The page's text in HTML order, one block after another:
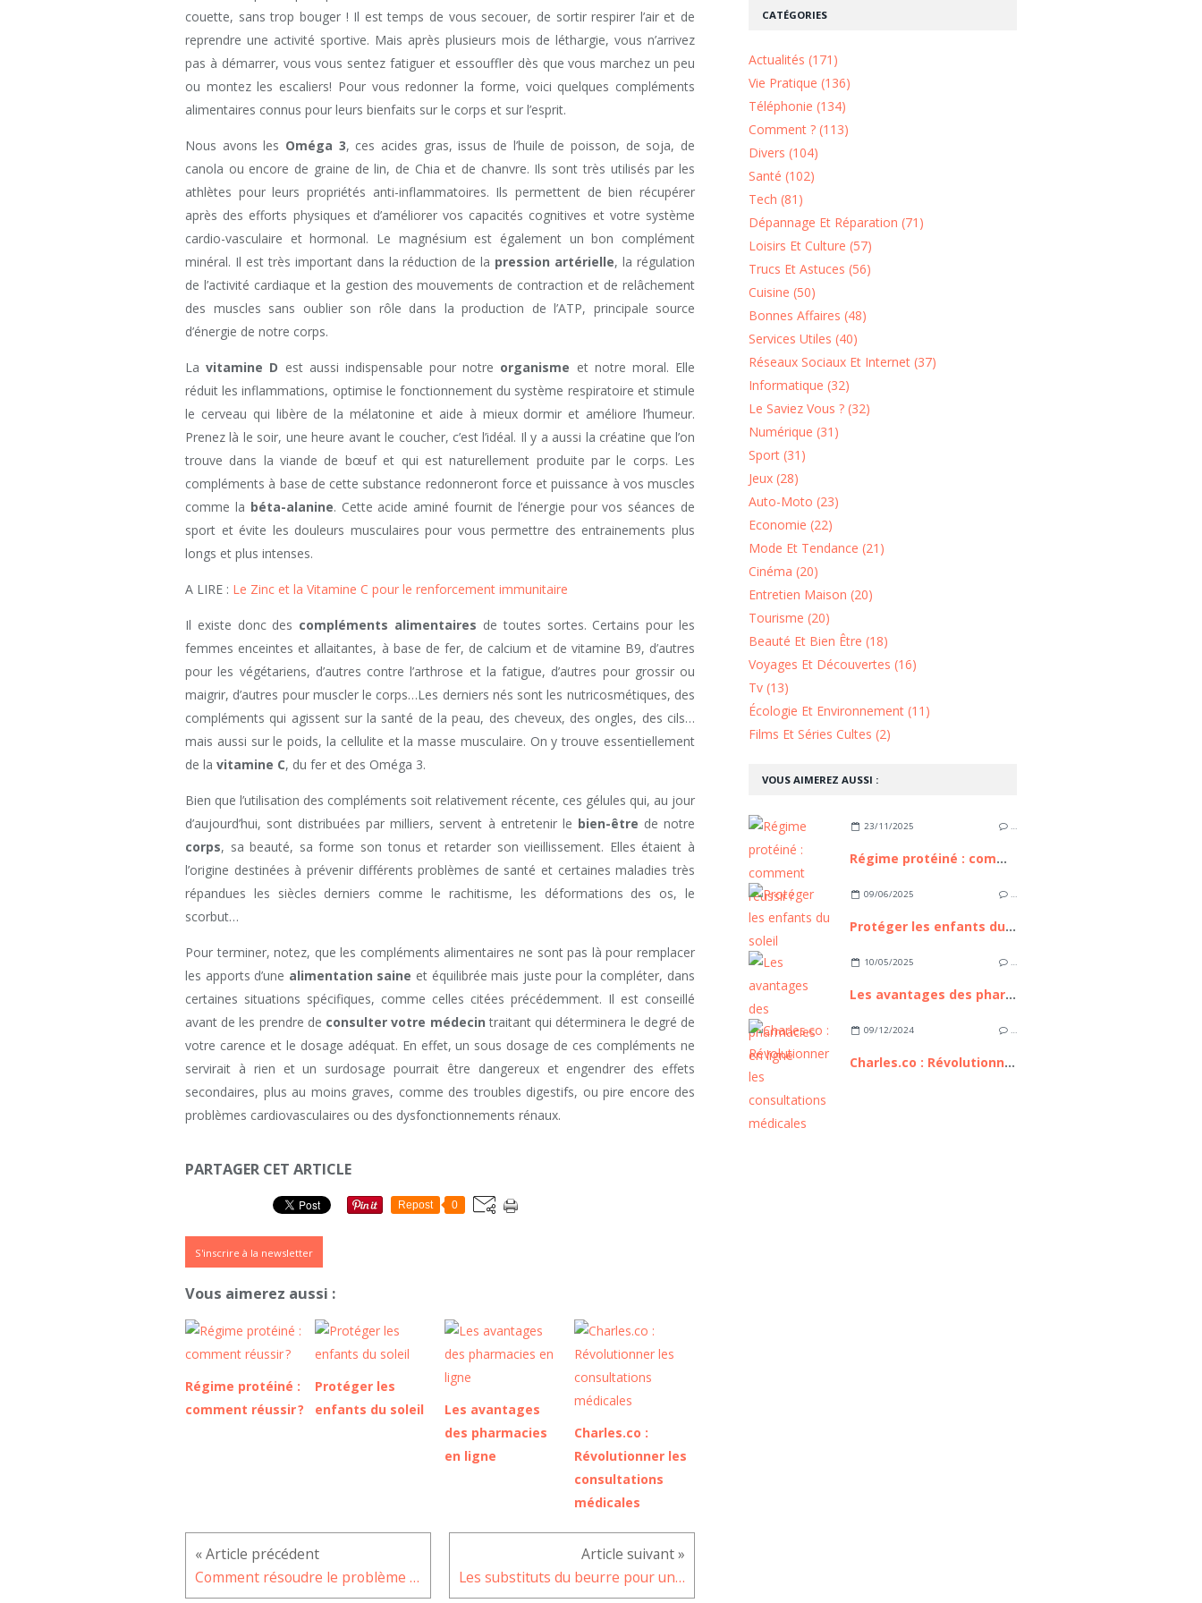
couette, sans trop bouger ! Il est temps de vous secouer, de sortir respirer l’air et de
reprendre une activité sportive. Mais après plusieurs mois de léthargie, vous n’arrivez
pas à démarrer, vous vous sentez fatiguer et essouffler dès que vous marchez un peu
ou montez les escaliers! Pour vous redonner la forme, voici quelques compléments
alimentaires connus pour leurs bienfaits sur le corps et sur l’esprit.
Nous avons les Oméga 3, ces acides gras, issus de l’huile de poisson, de soja, de
canola ou encore de graine de lin, de Chia et de chanvre. Ils sont très utilisés par les
athlètes pour leurs propriétés anti-inflammatoires. Ils permettent de bien récupérer
après des efforts physiques et d’améliorer vos capacités cognitives et votre système
cardio-vasculaire et hormonal. Le magnésium est également un bon complément
minéral. Il est très important dans la réduction de la pression artérielle, la régulation
de l’activité cardiaque et la gestion des mouvements de contraction et de relâchement
des muscles sans oublier son rôle dans la production de l’ATP, principale source
d’énergie de notre corps.
Lavitamine D est aussi indispensable pour notre organisme et notre moral. Elle
réduit les inflammations, optimise le fonctionnement du système respiratoire et stimule
le cerveau qui libère de la mélatonine et aide à mieux dormir et améliore l’humeur.
Prenez là le soir, une heure avant le coucher, c’est l’idéal. Il y a aussi la créatine que l’on
trouve dans la viande de bœuf et qui est naturellement produite par le corps. Les
compléments à base de cette substance redonneront force et puissance à vos muscles
comme la béta-alanine. Cette acide aminé fournit de l’énergie pour vos séances de
sport et évite les douleurs musculaires pour vous permettre des entrainements plus
longs et plus intenses.
A LIRE : Le Zinc et la Vitamine C pour le renforcement immunitaire
Il existe donc des compléments alimentaires de toutes sortes. Certains pour les
femmes enceintes et allaitantes, à base de fer, de calcium et de vitamine B9, d’autres
pour les végétariens, d’autres contre l’arthrose et la fatigue, d’autres pour grossir ou
maigrir, d’autres pour muscler le corps…Les derniers nés sont les nutricosmétiques, des
compléments qui agissent sur la santé de la peau, des cheveux, des ongles, des cils…
mais aussi sur le poids, la cellulite et la masse musculaire. On y trouve essentiellement
de la vitamine C, du fer et des Oméga 3.
Bien que l’utilisation des compléments soit relativement récente, ces gélules qui, au jour
d’aujourd’hui, sont distribuées par milliers, servent à entretenir le bien-être de notre
corps, sa beauté, sa forme son tonus et retarder son vieillissement. Elles étaient à
l’origine destinées à prévenir différents problèmes de santé et certaines maladies très
répandues les siècles derniers comme le rachitisme, les déformations des os, le
scorbut…
Pour terminer, notez, que les compléments alimentaires ne sont pas là pour remplacer
les apports d’une alimentation saine et équilibrée mais juste pour la compléter, dans
certaines situations spécifiques, comme celles citées précédemment. Il est conseillé
avant de les prendre de consulter votre médecin traitant qui déterminera le degré de
votre carence et le dosage adéquat. En effet, un sous dosage de ces compléments ne
servirait à rien et un surdosage pourrait être dangereux et engendrer des effets
secondaires, plus au moins graves, comme des troubles digestifs, ou pire encore des
problèmes cardiovasculaires ou des dysfonctionnements rénaux.
PARTAGER CET ARTICLE
Repost 0
S'inscrire à la newsletter
Vous aimerez aussi :
Régime protéiné :
comment réussir ?
Protéger les
enfants du soleil
Les avantages
des pharmacies
en ligne
Charles.co :
Révolutionner les
consultations
médicales
Comment résoudre le problème de l'écran tactile du Samsung Galaxy A52 Les substituts du beurre pour une cuisine des plus délicieuses
VOUS AIMEREZ AUSSI :
23/11/2025 …
Régime protéiné : comment réussir ?
09/06/2025 …
Protéger les enfants du soleil
10/05/2025 …
Les avantages des pharmacies en ligne
09/12/2024 …
Charles.co : Révolutionner les consultations médicales
CATÉGORIES
Actualités (171)
Vie Pratique (136)
Téléphonie (134)
Comment ? (113)
Divers (104)
Santé (102)
Tech (81)
Dépannage Et Réparation (71)
Loisirs Et Culture (57)
Trucs Et Astuces (56)
Cuisine (50)
Bonnes Affaires (48)
Services Utiles (40)
Réseaux Sociaux Et Internet (37)
Informatique (32)
Le Saviez Vous ? (32)
Numérique (31)
Sport (31)
Jeux (28)
Auto-Moto (23)
Economie (22)
Mode Et Tendance (21)
Cinéma (20)
Entretien Maison (20)
Tourisme (20)
Beauté Et Bien Être (18)
Voyages Et Découvertes (16)
Tv (13)
Écologie Et Environnement (11)
Films Et Séries Cultes (2)